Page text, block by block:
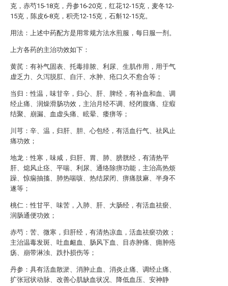
克，赤芍15-18克，丹参16-20克，红花12-15克，麦冬12-
15克，陈皮6-8克，积壳12-15克，石斛12-15克。
用法：上述中药配方是用常规方法水煎服，每日服一剂。
上方各药的主治功效如下：
黄芪：有补气固表、托毒排脓、利尿、生肌作用，用于气
虚乏力、久泻脱肛、自汗、水肿、疮口久不愈合等；
当归：性温，味甘辛，归心、肝、脾经，有补血和血、调
经止痛、润燥滑肠功效，主治月经不调、经闭腹痛、症瘕
结聚、崩漏、血虚头痛、眩晕、痿痹等；
川芎：辛、温，归肝、胆、心包经，有活血行气、祛风止
痛功效；
地龙：性寒，味咸，归肝、胃、肺、膀胱经，有清热平
肝、熄风止痉、平喘、利尿、通络除痹功能，主治高热烦
躁、惊痫抽搐、肺热喘咳、热结尿闭、痹痛肢麻、半身不
遂等；
桃仁：性甘平、味苦，入肺、肝、大肠经，有活血祛瘀、
润肠通便功效；
赤芍：苦、微寒，归肝经，有清热凉血，活血祛瘀功效；
主治温毒发斑、吐血衄血、肠风下血、目赤肿痛、痈肿疮
疡、崩带淋浊、跌扑损伤等；
丹参：具有活血散淤、消肿止血、消炎止痛、调经止痛、
扩张冠状动脉、改善心肌缺血状况、降低血压、安神静